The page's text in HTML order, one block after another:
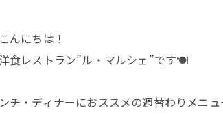
んにちは！
食レストラン”ル・マルシェ”です🍽
チ・ディナーにおススメの週替わりメニュ